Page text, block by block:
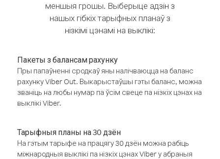
меншыя грошы. Выберыце адзін з
нашых гібкіх тарыфных планаў з
нізкімі цэнамі на выклікі:
Пакеты з балансам рахунку
Пры папаўненні сродкаў яны налічваюцца на баланс
рахунку Viber Out. Выкарыстаўшы гэты баланс, можна
званіць на любы нумар па ўсім свеце па нізкіх цэнах на
выклікі Viber.
Тарыфныя планы на 30 дзён
На гэтым тарыфе на працягу 30 дзён можна рабіць
міжнародныя выклікі па нізкіх цэнах Viber у абраныя